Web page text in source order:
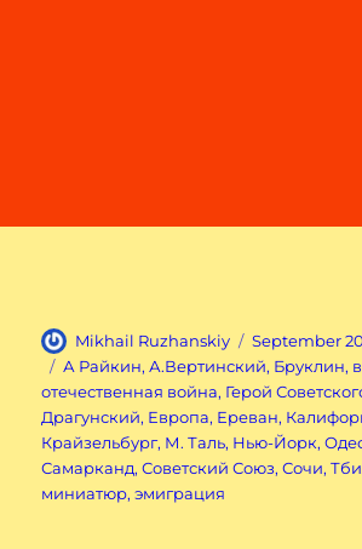
Author
Mikhail Ruzhanskiy
Posted
on
September
Tags
А Райкин,А.Вертинский, Бруклин,
отечественная война, Герой
Драгунский, Европа, Ереван,
Крайзельбург, М. Таль, Нью-Йорк,
Самарканд,Советский Союз,Сочи,
миниатюр,эмиграция